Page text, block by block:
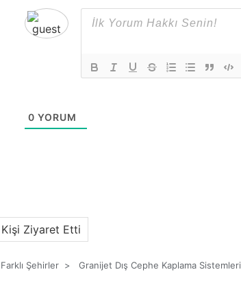
0 YORUM
Kişi Ziyaret Etti
Farklı Şehirler > Granijet Dış Cephe Kaplama Sistemleri